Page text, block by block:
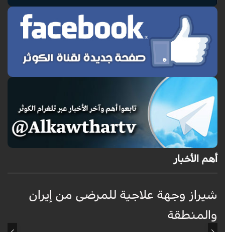
أهم الأخبار
شيراز وجهة علاجية للمرضى من إيران
والمنطقة